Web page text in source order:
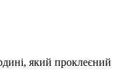
який проклеєний